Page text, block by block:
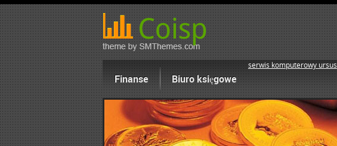
Finanse Biuro księgowe
serwis komputerowy ursus